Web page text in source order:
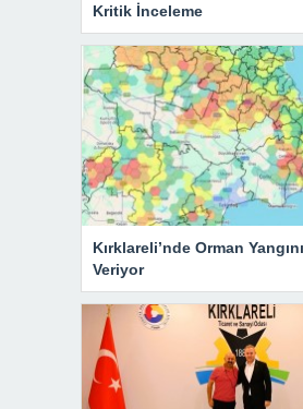
Kritik İnceleme
Kırklareli’nde Orman
Veriyor